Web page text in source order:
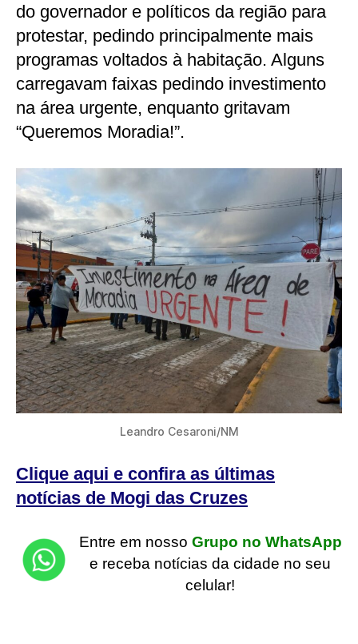
do governador e políticos da região para
protestar, pedindo principalmente mais
programas voltados à habitação. Alguns
carregavam faixas pedindo investimento
na área urgente, enquanto gritavam
“Queremos Moradia!”.
Leandro Cesaroni/NM
Clique aqui e confira as últimas
notícias de Mogi das Cruzes
Entre em nosso Grupo no WhatsApp
e receba notícias da cidade no seu
celular!